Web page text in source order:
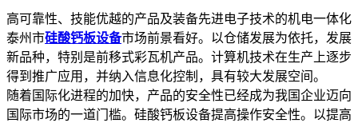
高可靠性、技能优越的产品及装备先进电子技术的机电一体化
泰州市硅酸钙板设备市场前景看好。以仓储发展为依托，发展
新品种，特别是前移式彩瓦机产品。计算机技术在生产上逐步
得到推广应用，并纳入信息化控制，具有较大发展空间。
随着国际化进程的加快，产品的安全性已经成为我国企业迈向
国际市场的一道门槛。硅酸钙板设备提高操作安全性。以提高